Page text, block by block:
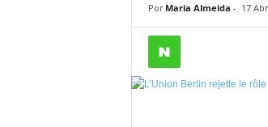
Por Maria Almeida - 17